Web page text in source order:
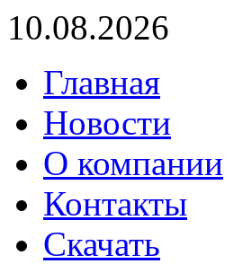
10.08.2026
Главная
Новости
О компании
Контакты
Скачать